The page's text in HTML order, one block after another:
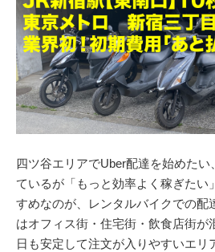
四ツ谷エリアでUber配達を始めた
ているが「もっと効率よく稼ぎたい
すめなのが、レンタルバイクでの配
はオフィス街・住宅街・飲食店街が
日も安定して注文が入りやすいエリ